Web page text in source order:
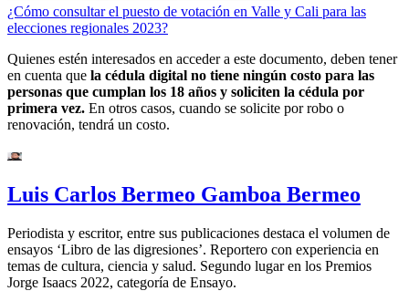
¿Cómo consultar el puesto de votación en Valle y Cali para las
elecciones regionales 2023?
Quienes estén interesados en acceder a este documento, deben tener
en cuenta que la cédula digital no tiene ningún costo para las
personas que cumplan los 18 años y soliciten la cédula por
primera vez. En otros casos, cuando se solicite por robo o
renovación, tendrá un costo.
Luis Carlos Bermeo Gamboa Bermeo
Periodista y escritor, entre sus publicaciones destaca el volumen de
ensayos ‘Libro de las digresiones’. Reportero con experiencia en
temas de cultura, ciencia y salud. Segundo lugar en los Premios
Jorge Isaacs 2022, categoría de Ensayo.